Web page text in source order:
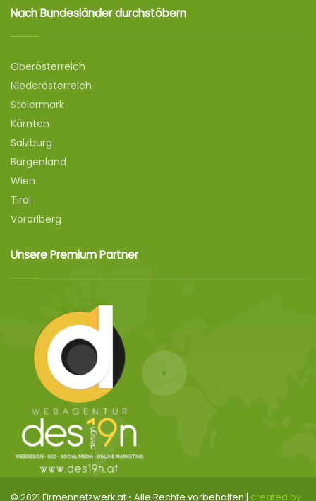
Nach Bundesländer durchstöbern
Oberösterreich
Niederösterreich
Steiermark
Kärnten
Salzburg
Burgenland
Wien
Tirol
Vorarlberg
Unsere Premium Partner
© 2021 Firmennetzwerk.at • Alle Rechte vorbehalten | created by